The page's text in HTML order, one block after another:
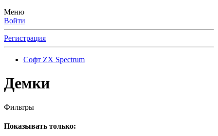
Меню
Войти
Регистрация
Софт ZX Spectrum
Демки
Фильтры
Показывать только: